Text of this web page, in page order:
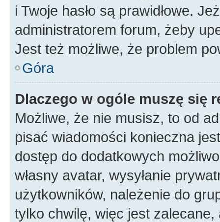
i Twoje hasło są prawidłowe.
administratorem forum, żeby
Jest też możliwe, że problem
Góra
Dlaczego w ogóle muszę się
Możliwe, że nie musisz, to od
pisać wiadomości konieczna
dostęp do dodatkowych
własny avatar, wysyłanie
użytkowników, należenie do
tylko chwilę, więc jest zalecane,